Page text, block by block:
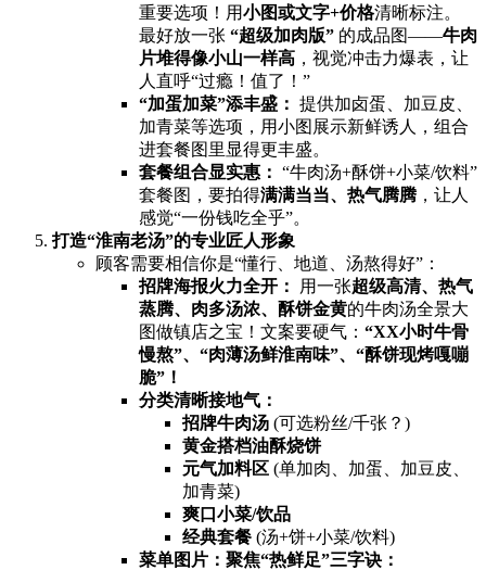
重要选项！用小图或文字+价格清晰标注。
最好放一张 ​ ​“超级加肉版”​ ​ 的成品图——牛肉
片堆得像小山一样高 ，视觉冲击力爆表，让
人直呼“过瘾！值了！”
​“加蛋加菜”添丰盛：​ ​ 提供加卤蛋、加豆皮、
加青菜等选项，用小图展示新鲜诱人，组合
进套餐图里显得更丰盛。
套餐组合显实惠：​ ​ “牛肉汤+酥饼+小菜/饮料”
套餐图，要拍得满满当当、热气腾腾 ，让人
感觉“一份钱吃全乎”。
打造“淮南老汤”的专业匠人形象
顾客需要相信你是“懂行、地道、汤熬得好”：
招牌海报火力全开：​
​ 用一张超级高清、热气
蒸腾、肉多汤浓、酥饼金黄的牛肉汤全景大
图做镇店之宝！文案要硬气：​ ​“XX小时牛骨
慢熬”、“肉薄汤鲜淮南味”、“酥饼现烤嘎嘣
脆”！​
分类清晰接地气：​
招牌牛肉汤 ​ (可选粉丝/千张？)
黄金搭档油酥烧饼
元气加料区 ​ (单加肉、加蛋、加豆皮、
加青菜)
爽口小菜/饮品
经典套餐 ​ (汤+饼+小菜/饮料)
菜单图片：聚焦“热鲜足”三字诀：​